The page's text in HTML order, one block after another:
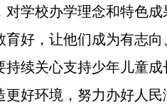
校办学理念和特色成
好，让他们成为有志
续关心支持少年儿童
好环境，努力办好人民